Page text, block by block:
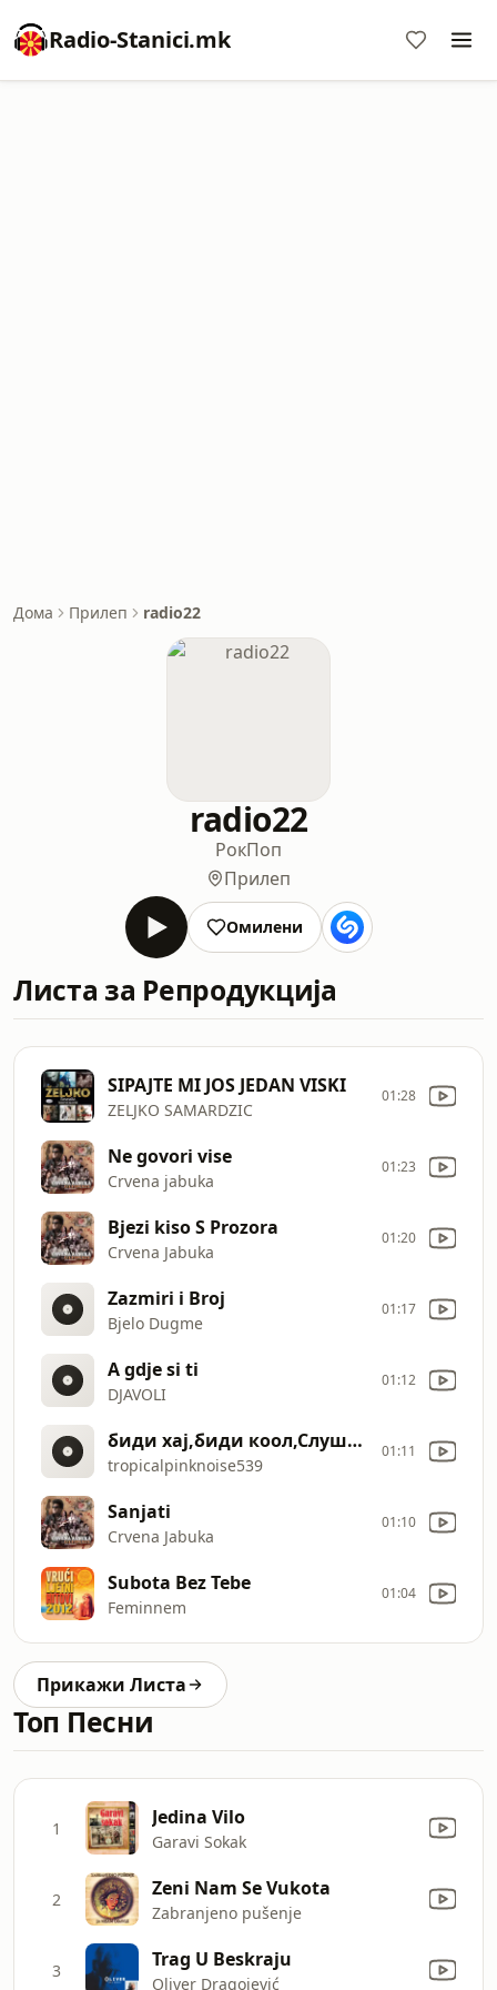
Radio-Stanici.mk
Дома Прилеп radio22
radio22
РокПоп
Прилеп
Омилени
Листа за Репродукција
SIPAJTE MI JOS JEDAN VISKI
ZELJKO SAMARDZIC
01:28
Ne govori vise
Crvena jabuka
01:23
Bjezi kiso S Prozora
Crvena Jabuka
01:20
Zazmiri i Broj
Bjelo Dugme
01:17
A gdje si ti
DJAVOLI
01:12
биди хај,биди коол,Слушај радио дваесет
tropicalpinknoise539
01:11
Sanjati
Crvena Jabuka
01:10
Subota Bez Tebe
Feminnem
01:04
Прикажи Листа
Топ Песни
1 Jedina Vilo
Garavi Sokak
2 Zeni Nam Se Vukota
Zabranjeno pušenje
3 Trag U Beskraju
Oliver Dragojević